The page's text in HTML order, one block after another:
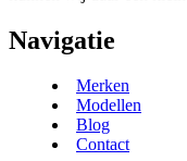
Navigatie
Merken
Modellen
Blog
Contact